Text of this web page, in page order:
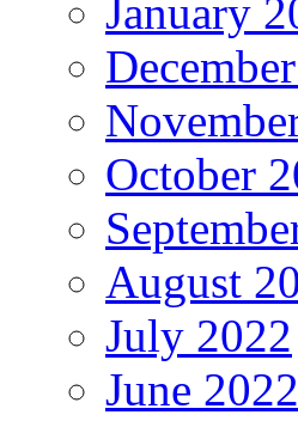
January
October
August
July 2022
June 2022